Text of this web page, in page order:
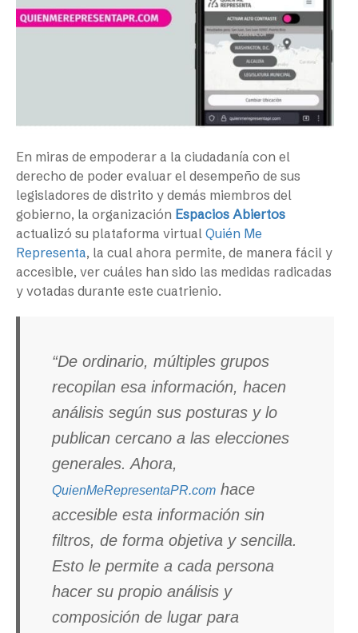
En miras de empoderar a la ciudadanía con el
derecho de poder evaluar el desempeño de sus
legisladores de distrito y demás miembros del
gobierno, la organización Espacios Abiertos
actualizó su plataforma virtual Quién Me
Representa, la cual ahora permite, de manera fácil y
accesible, ver cuáles han sido las medidas radicadas
y votadas durante este cuatrienio.
“De ordinario, múltiples grupos
recopilan esa información, hacen
análisis según sus posturas y lo
publican cercano a las elecciones
generales. Ahora,
QuienMeRepresentaPR.com hace
accesible esta información sin
filtros, de forma objetiva y sencilla.
Esto le permite a cada persona
hacer su propio análisis y
composición de lugar para